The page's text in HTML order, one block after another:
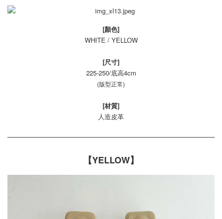
[顏色]
WHITE / YELLOW
[尺寸]
225-250/底高4cm
(版型正常)
[材質]
人造皮革
【YELLOW】